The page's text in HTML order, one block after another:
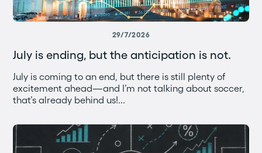
29/7/2026
July is ending, but the anticipation is not.
July is coming to an end, but there is still plenty of
excitement ahead—and I’m not talking about soccer,
that’s already behind us!...